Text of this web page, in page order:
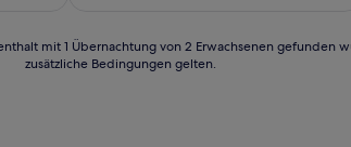
mit 1 Übernachtung von 2 Erwachsenen gefunden
zusätzliche Bedingungen gelten.